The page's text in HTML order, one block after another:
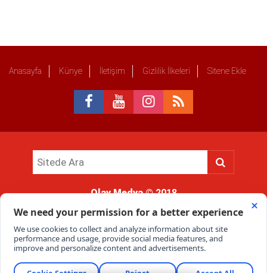
Anasayfa Künye İletişim Gizlilik İlkeleri Sitene Ekle
Olay Medya© 2018
kullanımı hukuki yaptırıma tabidir.